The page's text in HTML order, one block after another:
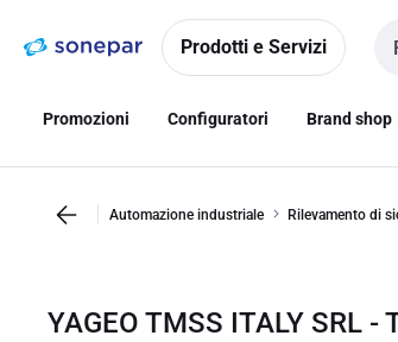
navigazionealla
Prodotti e Servizi
Promozioni Configuratori Brand shop
Automazione industriale Rilevamento di
YAGEO TMSS ITALY SRL